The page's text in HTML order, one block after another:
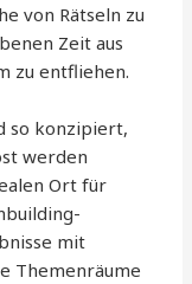
von Rätseln zu
Zeit aus
zu entfliehen.
so konzipiert,
werden
Ort für
mit
Themenräume